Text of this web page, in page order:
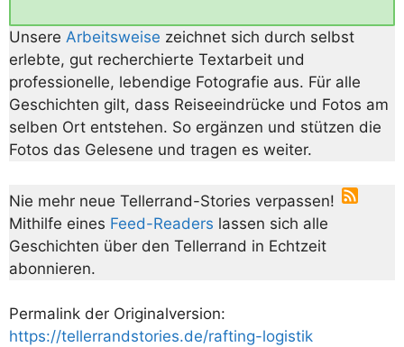
Unsere Arbeitsweise zeichnet sich durch selbst
erlebte, gut recherchierte Textarbeit und
professionelle, lebendige Fotografie aus. Für alle
Geschichten gilt, dass Reiseeindrücke und Fotos am
selben Ort entstehen. So ergänzen und stützen die
Fotos das Gelesene und tragen es weiter.
Nie mehr neue Tellerrand-Stories verpassen!
Mithilfe eines Feed-Readers lassen sich alle
Geschichten über den Tellerrand in Echtzeit
abonnieren.
Permalink der Originalversion:
https://tellerrandstories.de/rafting-logistik